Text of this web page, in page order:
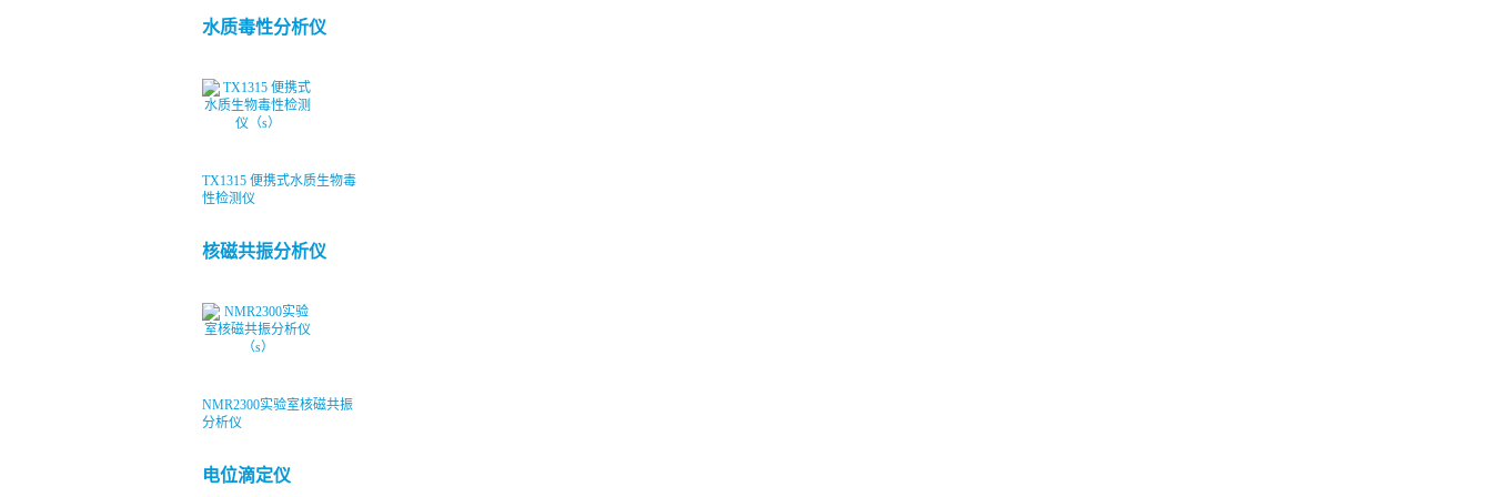
水质毒性分析仪
TX1315 便携式水质生物毒
性检测仪
核磁共振分析仪
NMR2300实验室核磁共振
分析仪
电位滴定仪